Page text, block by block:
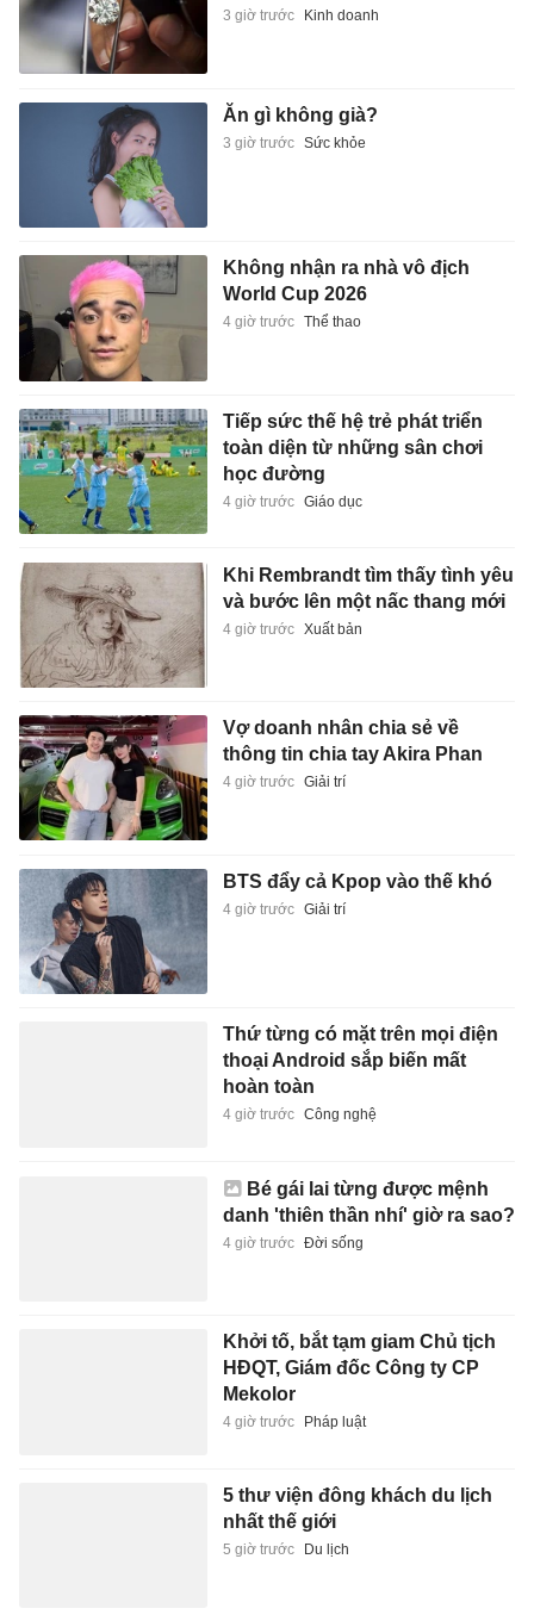
3 giờ trước Kinh doanh
Ăn gì không già?
3 giờ trước Sức khỏe
Không nhận ra nhà vô địch
World Cup 2026
4 giờ trước Thể thao
Tiếp sức thế hệ trẻ phát triển
toàn diện từ những sân chơi
học đường
4 giờ trước Giáo dục
Khi Rembrandt tìm thấy tình yêu
và bước lên một nấc thang mới
4 giờ trước Xuất bản
Vợ doanh nhân chia sẻ về
thông tin chia tay Akira Phan
4 giờ trước Giải trí
BTS đẩy cả Kpop vào thế khó
4 giờ trước Giải trí
Thứ từng có mặt trên mọi điện
thoại Android sắp biến mất
hoàn toàn
4 giờ trước Công nghệ
Bé gái lai từng được mệnh
danh 'thiên thần nhí' giờ ra sao?
4 giờ trước Đời sống
Khởi tố, bắt tạm giam Chủ tịch
HĐQT, Giám đốc Công ty CP
Mekolor
4 giờ trước Pháp luật
5 thư viện đông khách du lịch
nhất thế giới
5 giờ trước Du lịch